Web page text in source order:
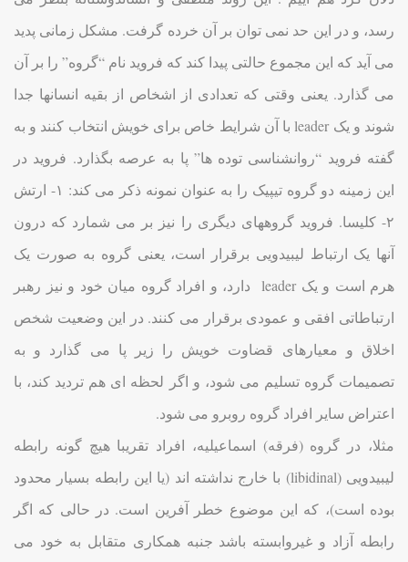
رسد، و در این حد نمی توان بر آن خرده گرفت. مشکل زمانی پدید
می آید که این مجموع حالتی پیدا کند که فروید نام “گروه” را بر آن
می گذارد. یعنی وقتی که تعدادی از اشخاص از بقیه انسانها جدا
شوند و یک leader با آن شرایط خاص برای خویش انتخاب کنند و به
گفته فروید “روانشناسی توده ها” پا به عرصه بگذارد. فروید در
این زمینه دو گروه تیپیک را به عنوان نمونه ذکر می کند: ۱- ارتش
۲- کلیسا. فروید گروههای دیگری را نیز بر می شمارد که درون
آنها یک ارتباط لیبیدویی برقرار است، یعنی گروه به صورت یک
هرم است و یک leader دارد، و افراد گروه میان خود و نیز رهبر
ارتباطاتی افقی و عمودی برقرار می کنند. در این وضعیت شخص
اخلاق و معیارهای قضاوت خویش را زیر پا می گذارد و به
تصمیمات گروه تسلیم می شود، و اگر لحظه ای هم تردید کند، با
اعتراض سایر افراد گروه روبرو می شود.
مثلا، در گروه (فرقه) اسماعیلیه، افراد تقریبا هیچ گونه رابطه
لیبیدویی (libidinal) با خارج نداشته اند (یا این رابطه بسیار محدود
بوده است)، که این موضوع خطر آفرین است. در حالی که اگر
رابطه آزاد و غیروابسته باشد جنبه همکاری متقابل به خود می